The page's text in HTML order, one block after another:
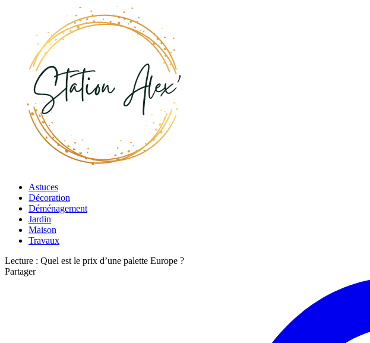
Astuces
Décoration
Déménagement
Jardin
Maison
Travaux
Lecture : Quel est le prix d’une palette Europe ?
Partager